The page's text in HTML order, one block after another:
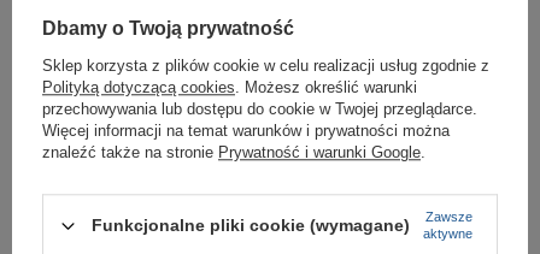
GWARANCJA
Czas na reklamację z tytułu rękojmi
2 lata
rękojmia wyłączona dla przedsiębiorców
Adres do reklamacji
Butomania.pl
Kościuszki 27b
Dbamy o Twoją prywatność
Sklep korzysta z plików cookie w celu realizacji usług zgodnie z
Polityką dotyczącą cookies. Możesz określić warunki
przechowywania lub dostępu do cookie w Twojej przeglądarce.
Więcej informacji na temat warunków i prywatności można
znaleźć także na stronie Prywatność i warunki Google.
Funkcjonalne pliki cookie (wymagane)
Zawsze
aktywne